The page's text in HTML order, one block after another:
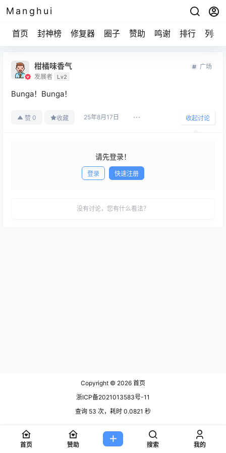
Manghui
首页 封神榜 修复器 圈子 赞助 鸣谢 排行 列表
柑橘味香气
发展者 Lv2
广场
Bunga！Bunga！
赞 0 收藏 25年8月17日 收起讨论
请先登录！
登录 快速注册
没有讨论，您有什么看法？
Copyright © 2026 首页
浙ICP备2021013583号-11
查询 53 次，耗时 0.0821 秒
首页 赞助 搜索 我的